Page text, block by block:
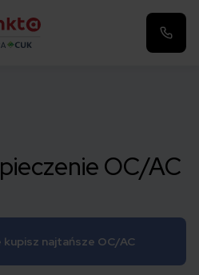
OC/AC
najtańsze OC/AC